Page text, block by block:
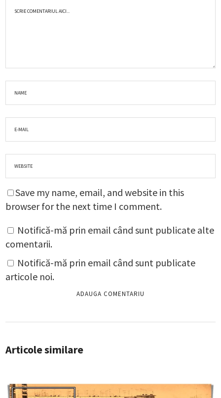
Save my name, email, and website in this
browser for the next time I comment.
Notifică-mă prin email când sunt publicate alte
comentarii.
Notifică-mă prin email când sunt publicate
articole noi.
Articole similare